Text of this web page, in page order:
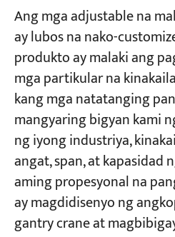
Ang mga adjustable na
ay lubos na nako-
produkto ay malaki ang
mga partikular na
kang mga natatanging
mangyaring bigyan kami
ng iyong industriya,
angat, span, at kapasidad
aming propesyonal na
ay magdidisenyo ng
gantry crane at